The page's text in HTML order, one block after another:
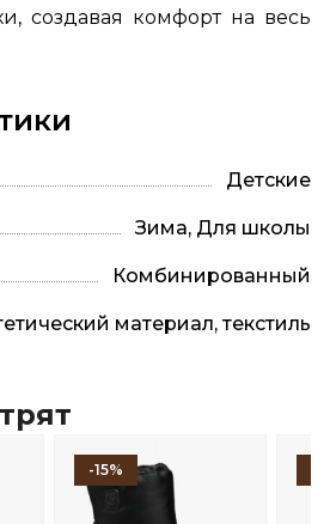
создавая комфорт на весь
Детские
Зима, Для школы
Комбинированный
материал, текстиль
-15%